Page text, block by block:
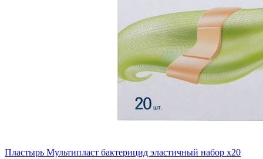
Пластырь Мультипласт бактерицид эластичный набор x20